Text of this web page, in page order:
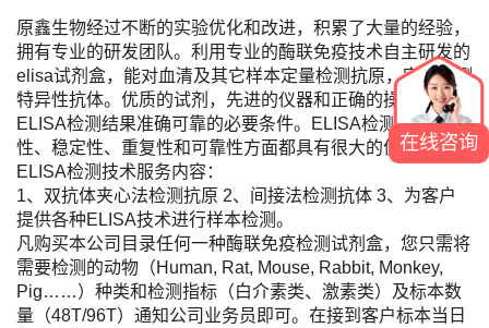
原鑫生物经过不断的实验优化和改进，积累了大量的经验，
拥有专业的研发团队。利用专业的酶联免疫技术自主研发的
elisa试剂盒，能对血清及其它样本定量检测抗原，定性检测
特异性抗体。优质的试剂，先进的仪器和正确的操作是保证
ELISA检测结果准确可靠的必要条件。ELISA检测的方便
性、稳定性、重复性和可靠性方面都具有很大的优势。
ELISA检测技术服务内容：
1、双抗体夹心法检测抗原 2、间接法检测抗体 3、为客户
提供各种ELISA技术进行样本检测。
凡购买本公司目录任何一种酶联免疫检测试剂盒，您只需将
需要检测的动物（Human, Rat, Mouse, Rabbit, Monkey,
Pig……）种类和检测指标（白介素类、激素类）及标本数
量（48T/96T）通知公司业务员即可。在接到客户标本当日
在线咨询